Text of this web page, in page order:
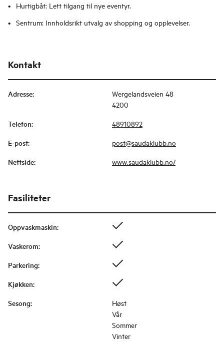
Hurtigbåt: Lett tilgang til nye eventyr.
Sentrum: Innholdsrikt utvalg av shopping og opplevelser.
Kontakt
Adresse:
Wergelandsveien 48
4200
Telefon: 48910892
E-post: post@saudaklubb.no
Nettside: www.saudaklubb.no/
Fasiliteter
Oppvaskmaskin:
Vaskerom:
Parkering:
Kjøkken:
Sesong:
Høst
Vår
Sommer
Vinter